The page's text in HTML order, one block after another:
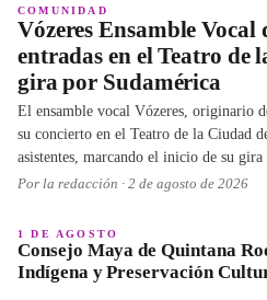
COMUNIDAD
Vózeres Ensamble Vocal
entradas en el Teatro de
gira por Sudamérica
El ensamble vocal Vózeres, originario
su concierto en el Teatro de la Ciudad
asistentes, marcando el inicio de su
Uruguay y Chile en noviembre de 2026.
Por la redacción · 2 de agosto de 2026
1 DE AGOSTO
Consejo Maya de Quintana
Indígena y Preservación